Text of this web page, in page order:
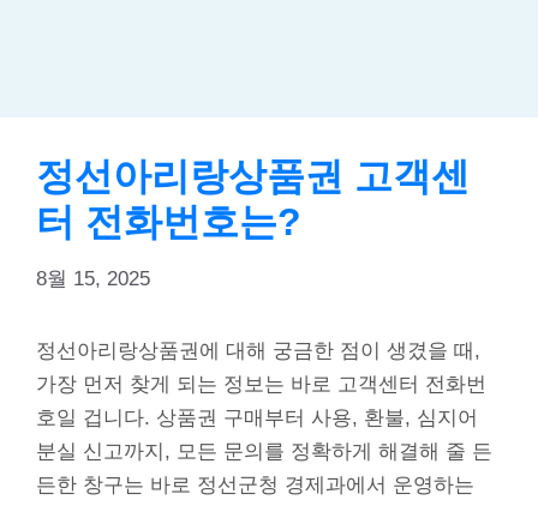
정선아리랑상품권 고객센
터 전화번호는?
8월 15, 2025
정선아리랑상품권에 대해 궁금한 점이 생겼을 때,
가장 먼저 찾게 되는 정보는 바로 고객센터 전화번
호일 겁니다. 상품권 구매부터 사용, 환불, 심지어
분실 신고까지, 모든 문의를 정확하게 해결해 줄 든
든한 창구는 바로 정선군청 경제과에서 운영하는